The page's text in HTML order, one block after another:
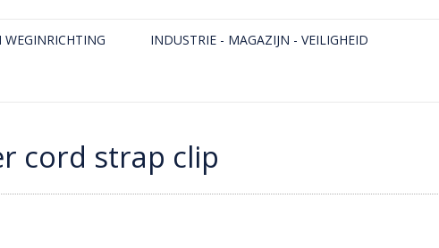
WEGINRICHTING INDUSTRIE - MAGAZIJN - VEILIGHEID
cord strap clip